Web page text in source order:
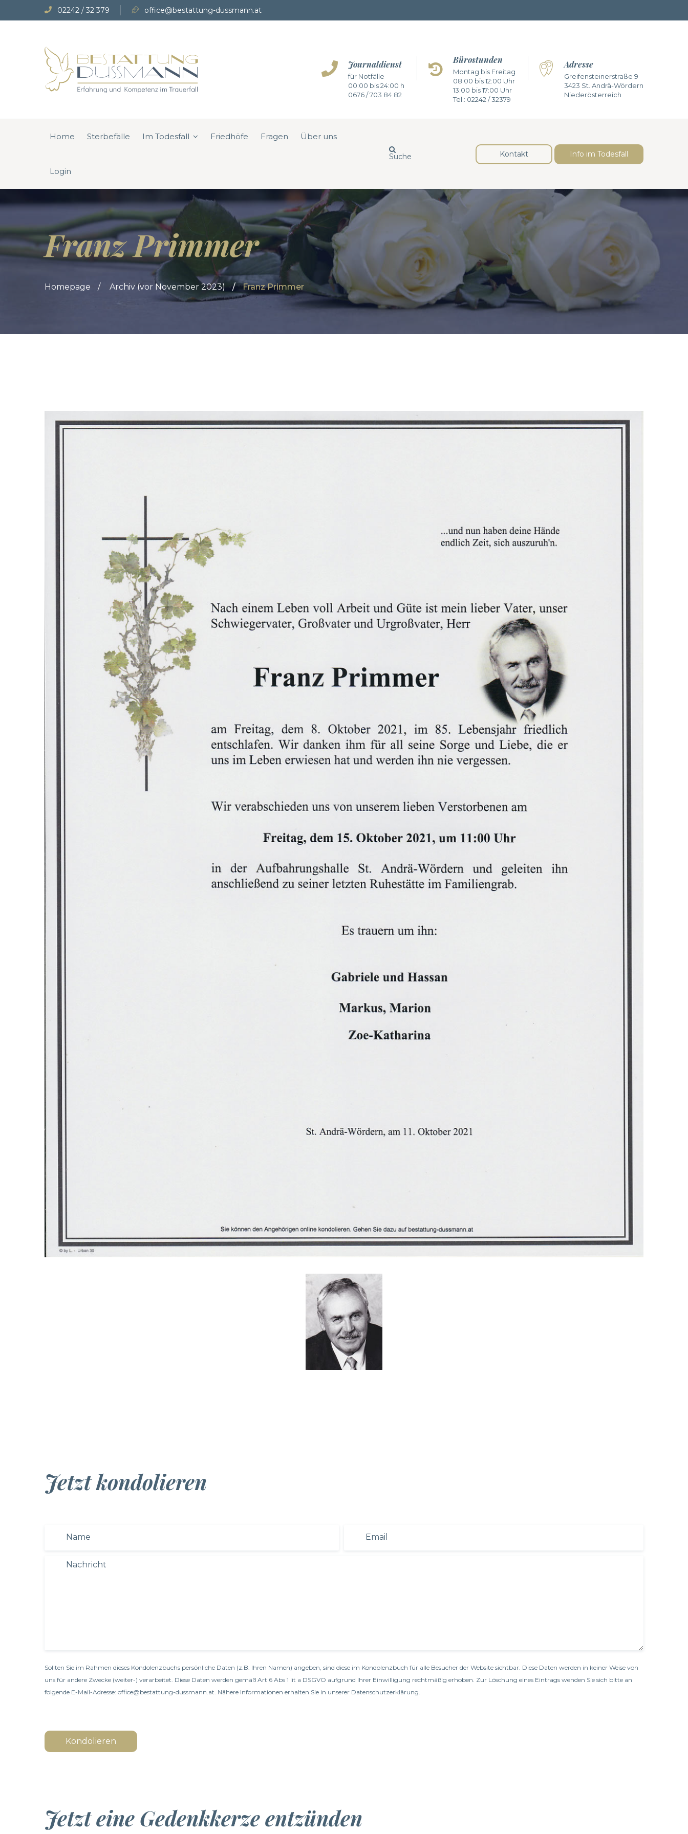
02242 / 32 379 office@bestattung-dussmann.at
Journaldienst
für Notfälle
00:00 bis 24:00 h
0676 / 703 84 82
Bürostunden
Montag bis Freitag
08:00 bis 12:00 Uhr
13:00 bis 17:00 Uhr
Tel.: 02242 / 32379
Adresse
Greifensteinerstraße 9
3423 St. Andrä-Wördern
Niederösterreich
Home Sterbefälle Im Todesfall Friedhöfe Fragen Über uns
Login
Kontakt Info im Todesfall
Franz Primmer
Homepage Archiv (vor November 2023) Franz Primmer
Jetzt kondolieren
Sollten Sie im Rahmen dieses Kondolenzbuchs persönliche Daten (z.B. Ihren Namen) angeben, sind diese im Kondolenzbuch für alle Besucher der Website sichtbar. Diese Daten werden in keiner Weise von
uns für andere Zwecke (weiter-) verarbeitet. Diese Daten werden gemäß Art 6 Abs 1 lit a DSGVO aufgrund Ihrer Einwilligung rechtmäßig erhoben. Zur Löschung eines Eintrags wenden Sie sich bitte an
folgende E-Mail-Adresse: office@bestattung-dussmann.at. Nähere Informationen erhalten Sie in unserer Datenschutzerklärung
Kondolieren
Jetzt eine Gedenkkerze entzünden